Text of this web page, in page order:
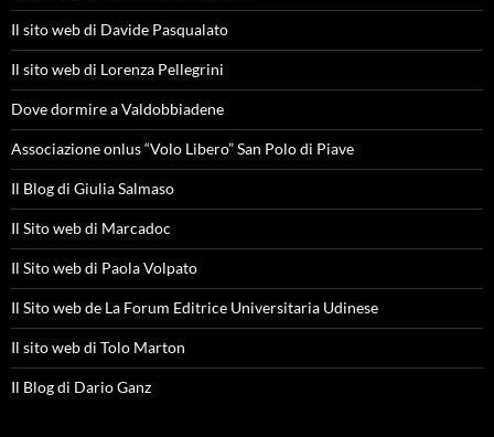
Il sito web di Davide Pasqualato
Il sito web di Lorenza Pellegrini
Dove dormire a Valdobbiadene
Associazione onlus “Volo Libero” San Polo di Piave
Il Blog di Giulia Salmaso
Il Sito web di Marcadoc
Il Sito web di Paola Volpato
Il Sito web de La Forum Editrice Universitaria Udinese
Il sito web di Tolo Marton
Il Blog di Dario Ganz